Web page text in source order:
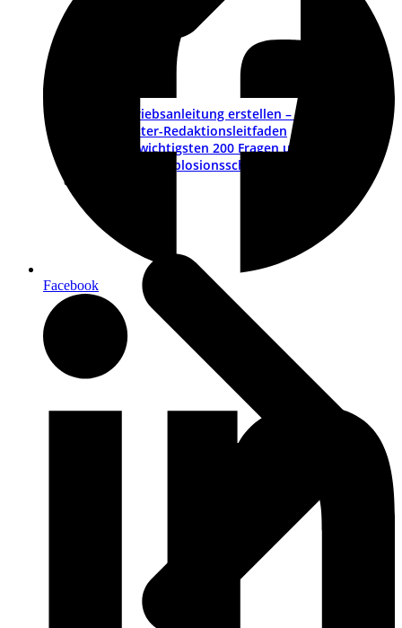
Betriebsanleitung erstellen – ein Leitfaden
Muster-Redaktionsleitfaden
Die wichtigsten 200 Fragen und Antworten
ATEX – Explosionsschutz im Maschinenbau
Facebook